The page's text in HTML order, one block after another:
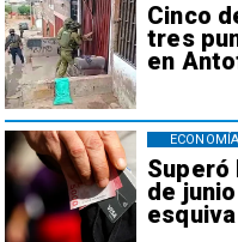
Cinco
tres
en
Superó
de
ECONOMÍA